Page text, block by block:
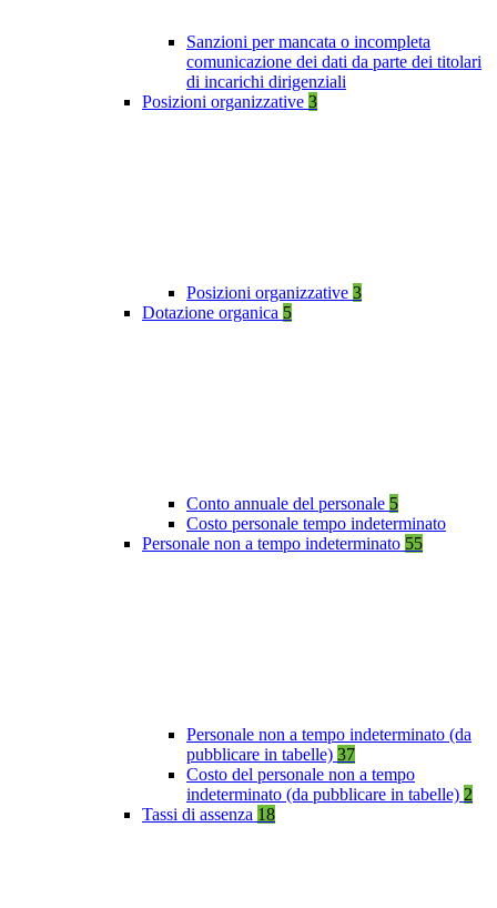
Sanzioni per mancata o incompleta
comunicazione dei dati da parte dei titolari
di incarichi dirigenziali
Posizioni organizzative 3
Posizioni organizzative 3
Dotazione organica 5
Conto annuale del personale 5
Costo personale tempo indeterminato
Personale non a tempo indeterminato 55
Personale non a tempo indeterminato (da
pubblicare in tabelle) 37
Costo del personale non a tempo
indeterminato (da pubblicare in tabelle) 2
Tassi di assenza 18